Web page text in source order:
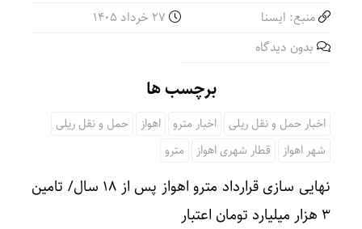
منبع: ایسنا
بدون دیدگاه
برچسب ها
اخبار حمل و نقل ریلی اخبار مترو اهواز
حمل و نقل ریلی
شهر اهواز
قطار شهری اهواز مترو
نهایی سازی قرارداد مترو اهواز پس از ۱۸ سال/ تامین
۳ هزار میلیارد تومان اعتبار